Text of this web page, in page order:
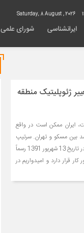
ایرانشناسی شورای علمی
ژئوپلیتیک منطقه
ایران ممکن است در واقع
بین مسکو و تهران. سرتیپ
حمید واحدی فرمانده نیروی هوایی ارتش جمهوری اسلامی ایران برای اولین بار در تاریخ 13 شهریور 1391 رسماً
35 اس به جای سوخو سو-30 اس در دستور کار قرار دارد و امیدواریم در